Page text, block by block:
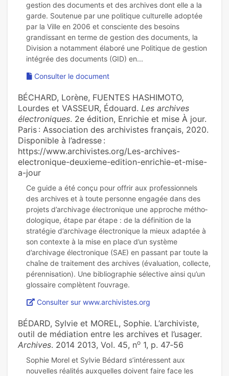
gestion des documents et des archives dont elle a la
garde. Soutenue par une politique culturelle adoptée
par la Ville en 2006 et consciente des besoins
grandissant en terme de gestion des documents, la
Division a notamment élaboré une Politique de gestion
Consulter le document
BÉCHARD, Lorène, FUENTES HASHIMOTO,
Lourdes et VASSEUR, Édouard. Les archives
électroniques. 2e édition, Enrichie et mise À jour.
Paris : Association des archivistes français, 2020.
Disponible à l’adresse :
https://www.archivistes.org/Les-archives-
electronique-deuxieme-edition-enrichie-et-mise-
a-jour
Ce guide a été conçu pour offrir aux pro­fes­sion­nels
des archi­ves et à toute per­sonne enga­gée dans des
pro­jets d’archi­vage électronique une appro­che métho­
do­lo­gi­que, étape par étape : de la définition de la
stratégie d’archivage électronique la mieux adaptée à
son contexte à la mise en place d’un système
d’archivage électronique (SAE) en passant par toute la
chaîne de traitement des archives (évaluation, collecte,
pérennisation). Une bibliographie sélective ainsi qu’un
Consulter sur www.archivistes.org
BÉDARD, Sylvie et MOREL, Sophie. L’archiviste,
outil de médiation entre les archives et l’usager.
Archives. 2014 2013, Vol. 45, no 1, p. 47‑56
Sophie Morel et Sylvie Bédard s’intéressent aux
nouvelles réalités auxquelles doivent faire face les